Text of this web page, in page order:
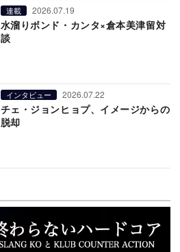
連載 2026.07.19
水溜りボンド・カンタ×倉本美津留対
談
インタビュー 2026.07.22
チェ・ジョンヒョプ、イメージからの
脱却